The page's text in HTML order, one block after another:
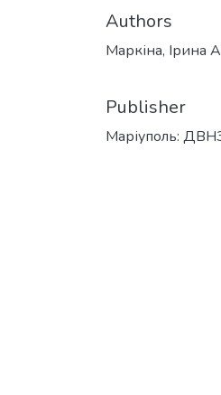
Authors
Маркіна, Ірина
Publisher
Маріуполь: